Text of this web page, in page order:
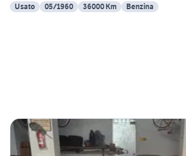
Usato
05/1960 36000 Km Benzina